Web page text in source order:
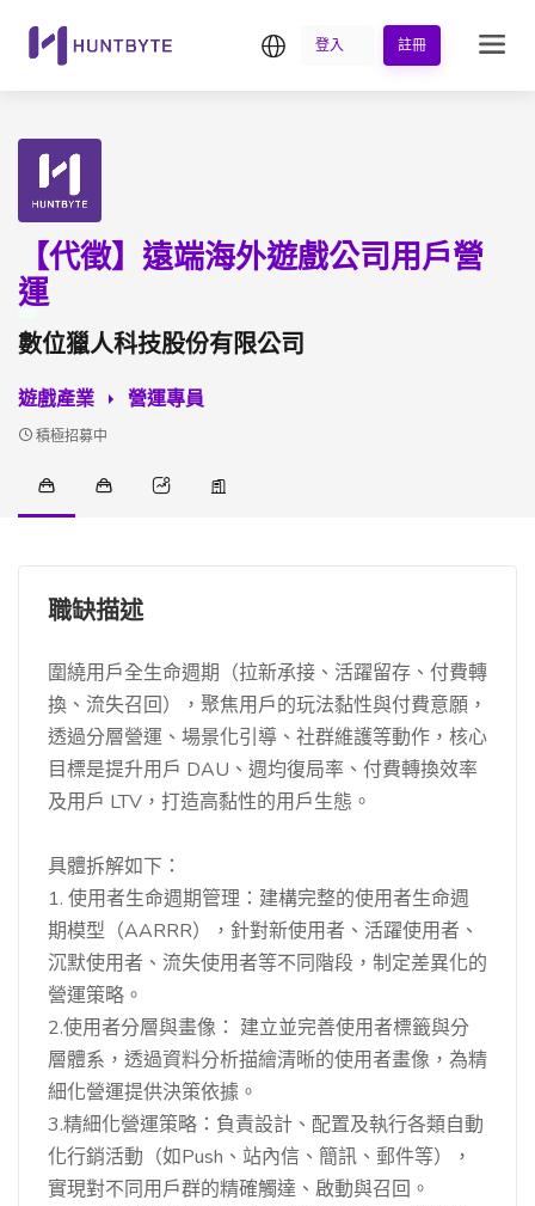
繁中登入 註冊
【代徵】遠端海外遊戲公司用戶營
運
數位獵人科技股份有限公司
遊戲產業 營運專員
積極招募中
職缺描述
圍繞用戶全生命週期（拉新承接、活躍留存、付費轉
換、流失召回），聚焦用戶的玩法黏性與付費意願，
透過分層營運、場景化引導、社群維護等動作，核心
目標是提升用戶 DAU、週均復局率、付費轉換效率
及用戶 LTV，打造高黏性的用戶生態。
具體拆解如下：
1. 使用者生命週期管理：建構完整的使用者生命週
期模型（AARRR），針對新使用者、活躍使用者、
沉默使用者、流失使用者等不同階段，制定差異化的
營運策略。
2.使用者分層與畫像： 建立並完善使用者標籤與分
層體系，透過資料分析描繪清晰的使用者畫像，為精
細化營運提供決策依據。
3.精細化營運策略：負責設計、配置及執行各類自動
化行銷活動（如Push、站內信、簡訊、郵件等），
實現對不同用戶群的精確觸達、啟動與召回。